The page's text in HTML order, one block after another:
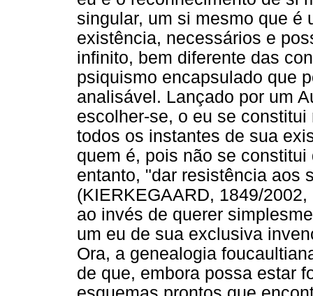
singular, um si mesmo que é
existência, necessários e
infinito, bem diferente das
psiquismo encapsulado que
analisável. Lançado por um
escolher-se, o eu se
todos os instantes de sua
quem é, pois não se
entanto, "dar resistência aos
(KIERKEGAARD, 1849/
ao invés de querer
um eu de sua exclusiva
Ora, a genealogia
de que, embora possa estar